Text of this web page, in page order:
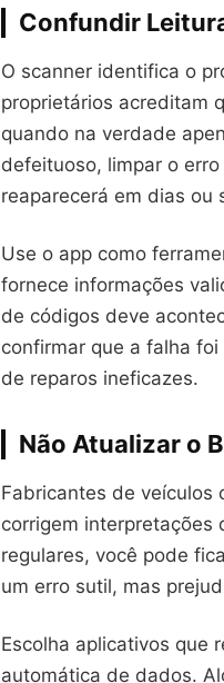
Confundir
O scanner identifica o
proprietários acreditam
quando na verdade
defeituoso, limpar o
reaparecerá em dias ou
Use o app como
fornece informações
de códigos deve
confirmar que a falha
de reparos ineficazes.
Não Atualizar o
Fabricantes de veículos
corrigem interpretações
regulares, você pode
um erro sutil, mas
Escolha aplicativos que
automática de dados.